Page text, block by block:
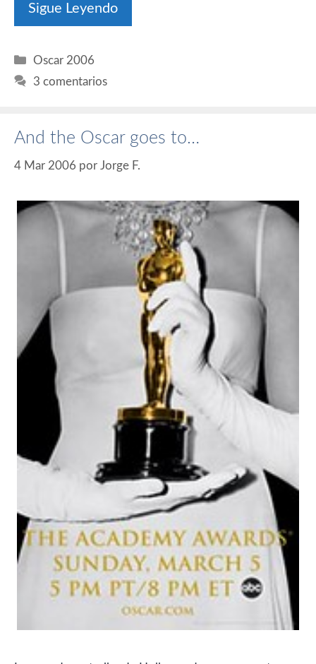
Sigue Leyendo
Categorías
Oscar 2006
3 comentarios
And the Oscar goes to…
4 Mar 2006 por Jorge F.